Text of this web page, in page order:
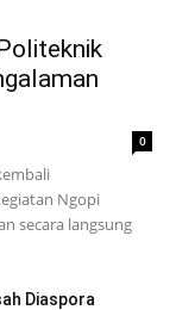
0
Ngopi
secara langsung
Diaspora